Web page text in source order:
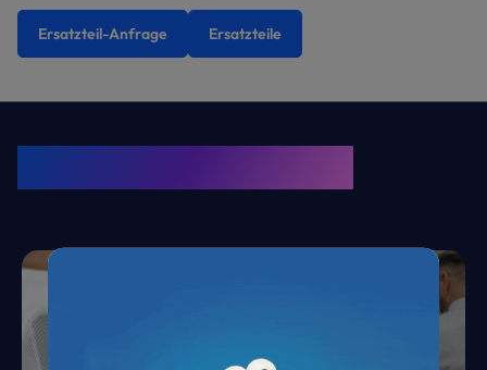
Ersatzteil-Anfrage Ersatzteile